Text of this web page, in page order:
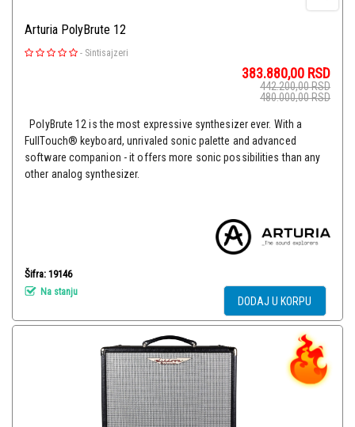
Arturia PolyBrute 12
- Sintisajzeri
383.880,00 RSD
442.200,00RSD
480.000,00RSD
PolyBrute 12 is the most expressive synthesizer ever. With a
FullTouch® keyboard, unrivaled sonic palette and advanced
software companion - it offers more sonic possibilities than any
other analog synthesizer.
Šifra: 19146
Na stanju
DODAJ U KORPU